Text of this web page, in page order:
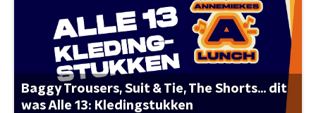
Baggy Trousers, Suit & Tie, The Shorts... dit
was Alle 13: Kledingstukken